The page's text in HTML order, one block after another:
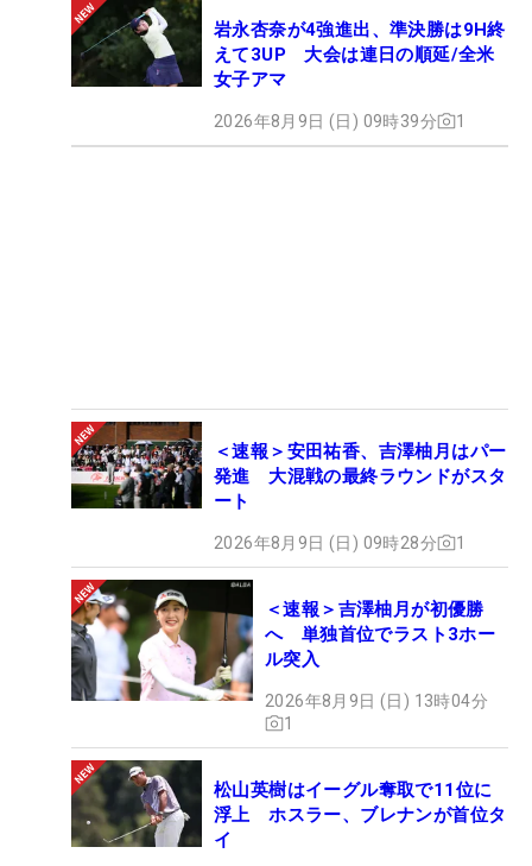
岩永杏奈が4強進出、準決勝は9H終
えて3UP 大会は連日の順延/全米
女子アマ
2026年8月9日 (日) 09時39分 1
＜速報＞安田祐香、吉澤柚月はパー
発進 大混戦の最終ラウンドがスタ
ート
2026年8月9日 (日) 09時28分 1
＜速報＞吉澤柚月が初優勝
へ 単独首位でラスト3ホー
ル突入
2026年8月9日 (日) 13時04分
1
松山英樹はイーグル奪取で11位に
浮上 ホスラー、ブレナンが首位タ
イ